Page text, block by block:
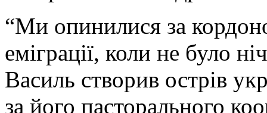
“Ми опинилися за
еміграції, коли не було
Василь створив острів
за його пасторального